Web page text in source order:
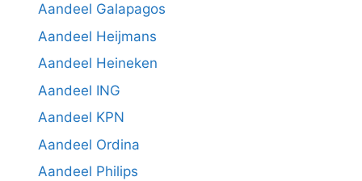
Aandeel Galapagos
Aandeel Heijmans
Aandeel Heineken
Aandeel ING
Aandeel KPN
Aandeel Ordina
Aandeel Philips